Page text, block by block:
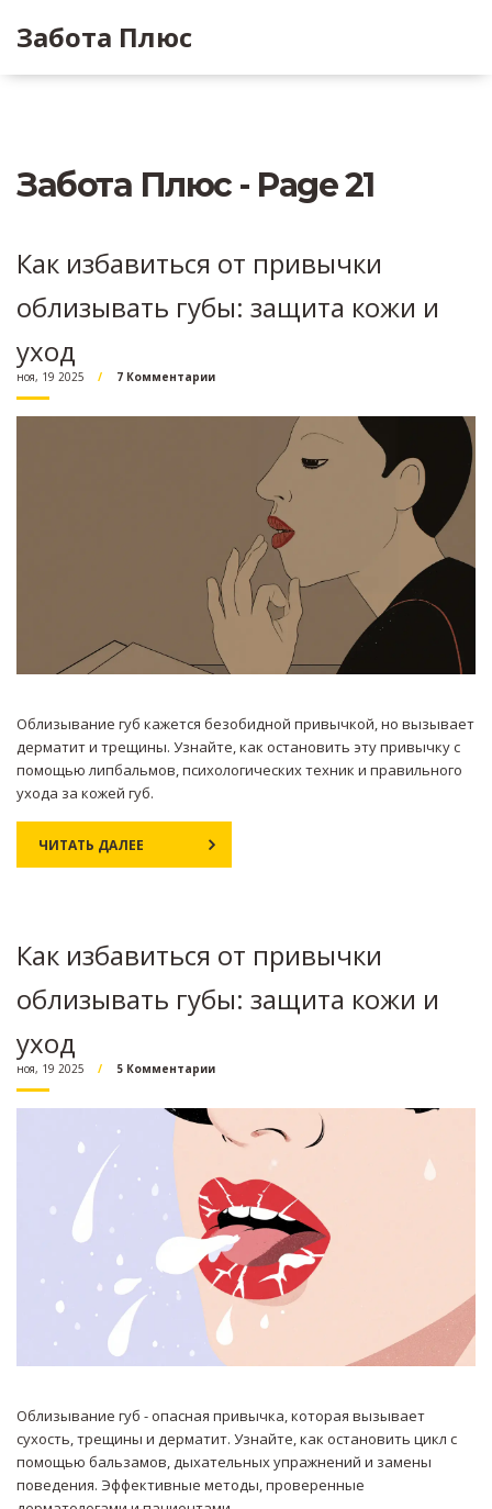
Забота Плюс
Забота Плюс - Page 21
Как избавиться от привычки
облизывать губы: защита кожи и
уход
ноя, 19 2025 7 Комментарии
Облизывание губ кажется безобидной привычкой, но вызывает
дерматит и трещины. Узнайте, как остановить эту привычку с
помощью липбальмов, психологических техник и правильного
ухода за кожей губ.
ЧИТАТЬ ДАЛЕЕ
Как избавиться от привычки
облизывать губы: защита кожи и
уход
ноя, 19 2025 5 Комментарии
Облизывание губ - опасная привычка, которая вызывает
сухость, трещины и дерматит. Узнайте, как остановить цикл с
помощью бальзамов, дыхательных упражнений и замены
поведения. Эффективные методы, проверенные